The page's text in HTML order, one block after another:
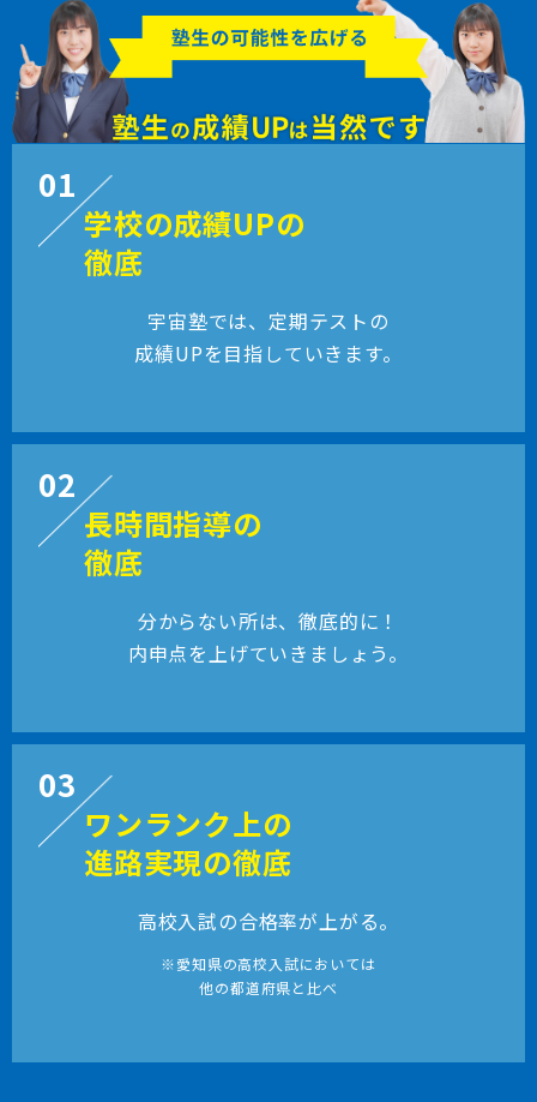
01
学校の成績UPの
徹底
宇宙塾では、定期テストの
成績UPを目指していきます。
02
長時間指導の
徹底
分からない所は、徹底的に！
内申点を上げていきましょう。
03
ワンランク上の
進路実現の徹底
高校入試の合格率が上がる。
※愛知県の高校入試においては
他の都道府県と比べ